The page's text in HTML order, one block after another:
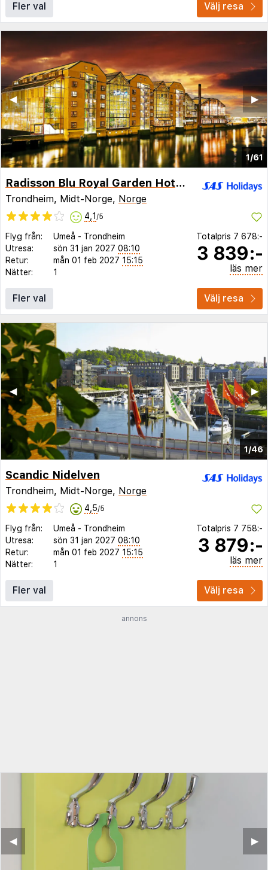
Fler val Välj resa
1/61
▶︎
◀︎
Radisson Blu Royal Garden Hotel, Trondheim
Trondheim, Midt-Norge, Norge
4,1 /5
Flyg från: Umeå - Trondheim
Utresa:
sön 31 jan 2027 08:10
Retur:
mån 01 feb 2027 15:15
Nätter:
1
Totalpris 7 678:-
3 839:-
läs mer
Fler val Välj resa
1/46
▶︎
◀︎
Scandic Nidelven
Trondheim, Midt-Norge, Norge
4,5/5
Flyg från: Umeå - Trondheim
Utresa:
sön 31 jan 2027 08:10
Retur:
mån 01 feb 2027 15:15
Nätter:
1
Totalpris 7 758:-
3 879:-
läs mer
Fler val Välj resa
annons
▶︎
◀︎